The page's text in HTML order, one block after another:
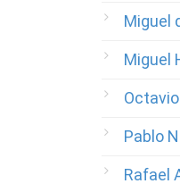
Miguel
Miguel
Pablo
Rafael